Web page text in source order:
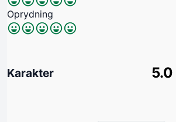
Oprydning
Karakter 5.0